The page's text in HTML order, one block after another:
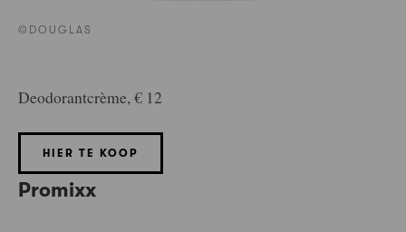
©DOUGLAS
Deodorantcrème, € 12
HIER TE KOOP
Promixx